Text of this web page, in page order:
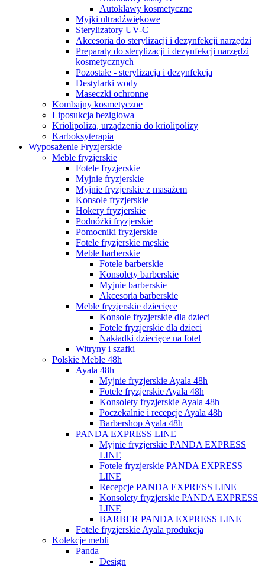
Autoklawy kosmetyczne
Myjki ultradźwiękowe
Sterylizatory UV-C
Akcesoria do sterylizacji i dezynfekcji narzędzi
Preparaty do sterylizacji i dezynfekcji narzędzi
kosmetycznych
Pozostałe - sterylizacja i dezynfekcja
Destylarki wody
Maseczki ochronne
Kombajny kosmetyczne
Liposukcja bezigłowa
Kriolipoliza, urządzenia do kriolipolizy
Karboksyterapia
Wyposażenie Fryzjerskie
Meble fryzjerskie
Fotele fryzjerskie
Myjnie fryzjerskie
Myjnie fryzjerskie z masażem
Konsole fryzjerskie
Hokery fryzjerskie
Podnóżki fryzjerskie
Pomocniki fryzjerskie
Fotele fryzjerskie męskie
Meble barberskie
Fotele barberskie
Konsolety barberskie
Myjnie barberskie
Akcesoria barberskie
Meble fryzjerskie dziecięce
Konsole fryzjerskie dla dzieci
Fotele fryzjerskie dla dzieci
Nakładki dziecięce na fotel
Witryny i szafki
Polskie Meble 48h
Ayala 48h
Myjnie fryzjerskie Ayala 48h
Fotele fryzjerskie Ayala 48h
Konsolety fryzjerskie Ayala 48h
Poczekalnie i recepcje Ayala 48h
Barbershop Ayala 48h
PANDA EXPRESS LINE
Myjnie fryzjerskie PANDA EXPRESS
LINE
Fotele fryzjerskie PANDA EXPRESS
LINE
Recepcje PANDA EXPRESS LINE
Konsolety fryzjerskie PANDA EXPRESS
LINE
BARBER PANDA EXPRESS LINE
Fotele fryzjerskie Ayala produkcja
Kolekcje mebli
Panda
Design